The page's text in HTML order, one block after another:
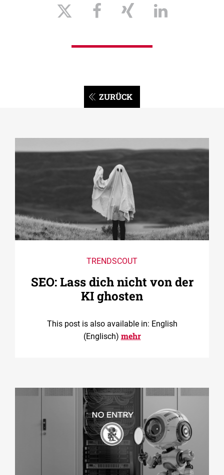
ZURÜCK
TRENDSCOUT
SEO: Lass dich nicht von der
KI ghosten
This post is also available in: English
(Englisch) mehr